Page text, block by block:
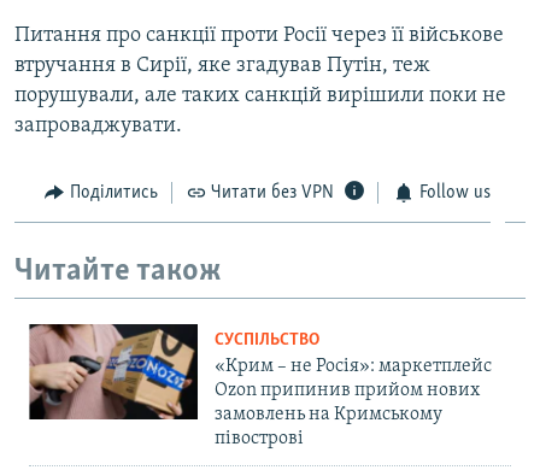
Питання про санкції проти Росії через її військове
втручання в Сирії, яке згадував Путін, теж
порушували, але таких санкцій вирішили поки не
запроваджувати.
Поділитись Читати без VPN Follow us
Читайте також
СУСПІЛЬСТВО
«Крим – не Росія»: маркетплейс
Ozon припинив прийом нових
замовлень на Кримському
півострові